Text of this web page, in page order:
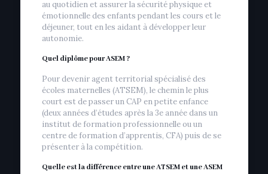
au quotidien et assurer la sécurité physique et
émotionnelle des enfants pendant les cours et le
déjeuner, tout en les aidant à développer leur
autonomie.
Quel diplôme pour ASEM ?
Pour devenir agent territorial spécialisé des
écoles maternelles (ATSEM), le chemin le plus
court est de passer un CAP en petite enfance
(deux années d’études après la 3e année dans un
institut de formation professionnelle ou un
centre de formation d’apprentis, CFA) puis de se
présenter à la compétition.
Quelle est la différence entre une ATSEM et une ASEM